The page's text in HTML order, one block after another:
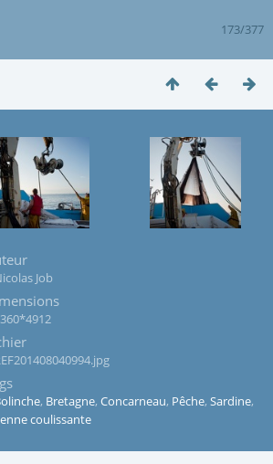
173/377
Job
, Bretagne, Concarneau, Pêche, Sardine,
coulissante